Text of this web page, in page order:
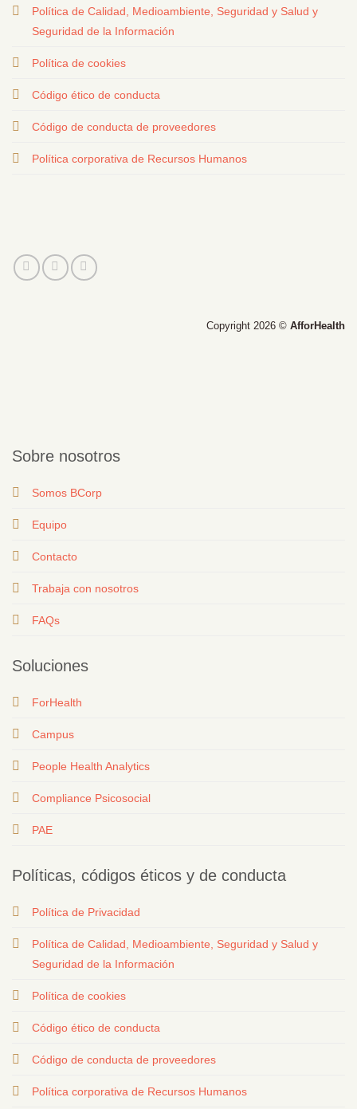
Política de Calidad, Medioambiente, Seguridad y Salud y
Seguridad de la Información
Política de cookies
Código ético de conducta
Código de conducta de proveedores
Política corporativa de Recursos Humanos
Copyright 2026 © AfforHealth
Sobre nosotros
Somos BCorp
Equipo
Contacto
Trabaja con nosotros
FAQs
Soluciones
ForHealth
Campus
People Health Analytics
Compliance Psicosocial
PAE
Políticas, códigos éticos y de conducta
Política de Privacidad
Política de Calidad, Medioambiente, Seguridad y Salud y
Seguridad de la Información
Política de cookies
Código ético de conducta
Código de conducta de proveedores
Política corporativa de Recursos Humanos